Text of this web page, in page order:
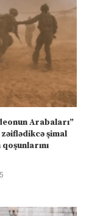
Arabaları”
zəiflədikcə şimal